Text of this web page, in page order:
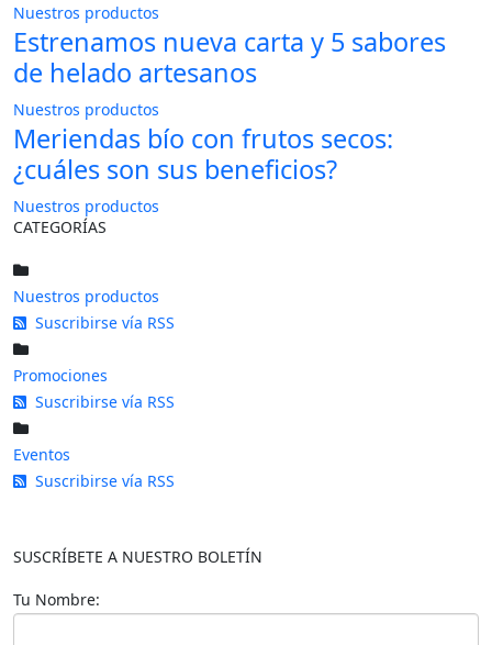
Nuestros productos
Estrenamos nueva carta y 5 sabores
de helado artesanos
Nuestros productos
Meriendas bío con frutos secos:
¿cuáles son sus beneficios?
Nuestros productos
CATEGORÍAS
Nuestros productos
Suscribirse vía RSS
Promociones
Suscribirse vía RSS
Eventos
Suscribirse vía RSS
SUSCRÍBETE A NUESTRO BOLETÍN
Tu Nombre: